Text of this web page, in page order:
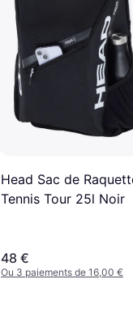
Head Sac de
Tennis Tour 25l Noir
48 €
Ou 3 paiements de 16,00 €